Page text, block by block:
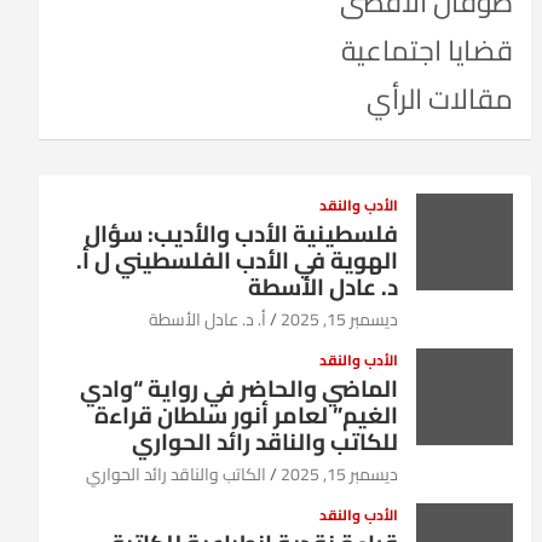
قضايا اجتماعية
مقالات الرأي
الأدب والنقد
فلسطينية الأدب والأديب: سؤال
الهوية في الأدب الفلسطيني ل أ.
د. عادل الأسطة
ديسمبر 15, 2025 أ. د. عادل الأسطة
الأدب والنقد
الماضي والحاضر في رواية “وادي
الغيم” لعامر أنور سلطان قراءة
للكاتب والناقد رائد الحواري
ديسمبر 15, 2025 الكاتب والناقد رائد الحواري
الأدب والنقد